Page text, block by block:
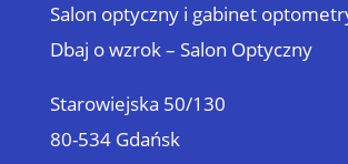
Salon optyczny i gabinet
Dbaj o wzrok – Salon Optyczny
Starowiejska 50/130
80-534 Gdańsk